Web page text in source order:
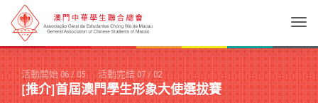
活動開始 06/05 活動完結 07/02
[推介]首屆澳門學生形象大使選拔賽